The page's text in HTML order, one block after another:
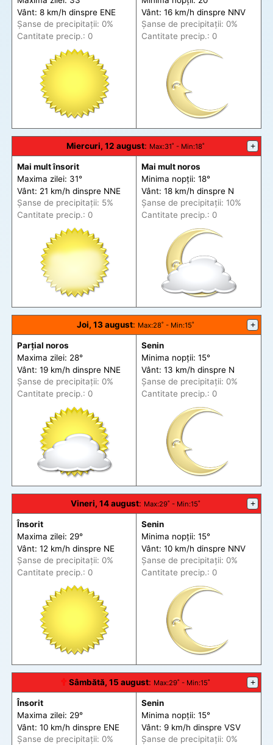
Vânt: 8 km/h dinspre ENE
Șanse de precipitații: 0%
Cantitate precip.: 0
Vânt: 16 km/h dinspre NNV
Șanse de precipitații: 0%
Cantitate precip.: 0
Miercuri, 12 august: Max:31˚ - Min:18˚ +
Mai mult însorit
Maxima zilei: 31°
Vânt: 21 km/h dinspre NNE
Șanse de precipitații: 5%
Cantitate precip.: 0
Mai mult noros
Minima nopții: 18°
Vânt: 18 km/h dinspre N
Șanse de precipitații: 10%
Cantitate precip.: 0
Joi, 13 august: Max:28˚ - Min:15˚ +
Parțial noros
Maxima zilei: 28°
Vânt: 19 km/h dinspre NNE
Șanse de precipitații: 0%
Cantitate precip.: 0
Senin
Minima nopții: 15°
Vânt: 13 km/h dinspre N
Șanse de precipitații: 0%
Cantitate precip.: 0
Vineri, 14 august: Max:29˚ - Min:15˚ +
Însorit
Maxima zilei: 29°
Vânt: 12 km/h dinspre NE
Șanse de precipitații: 0%
Cantitate precip.: 0
Senin
Minima nopții: 15°
Vânt: 10 km/h dinspre NNV
Șanse de precipitații: 0%
Cantitate precip.: 0
🕆 Sâmbătă, 15 august: Max:29˚ - Min:15˚ +
Însorit
Maxima zilei: 29°
Vânt: 10 km/h dinspre ENE
Șanse de precipitații: 0%
Senin
Minima nopții: 15°
Vânt: 9 km/h dinspre VSV
Șanse de precipitații: 0%